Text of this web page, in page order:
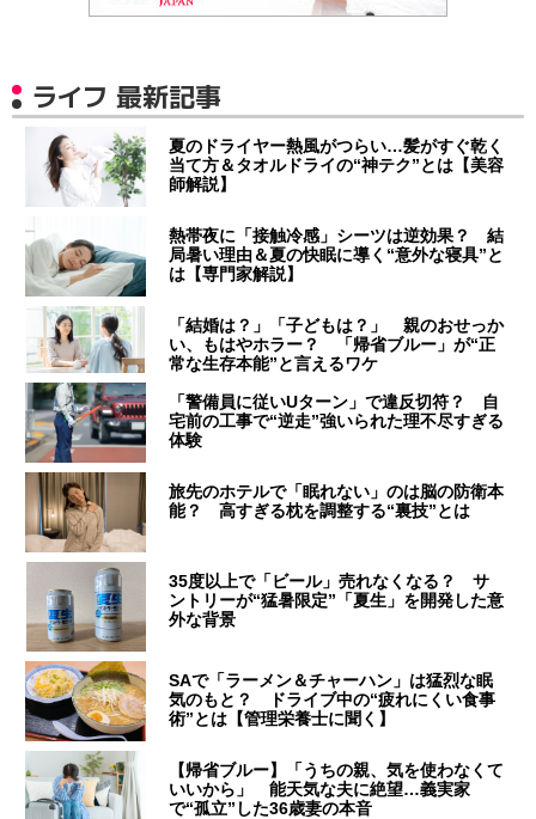
ライフ 最新記事
夏のドライヤー熱風がつらい…髪がすぐ乾く
当て方＆タオルドライの“神テク”とは【美容
師解説】
熱帯夜に「接触冷感」シーツは逆効果？ 結
局暑い理由＆夏の快眠に導く“意外な寝具”と
は【専門家解説】
「結婚は？」「子どもは？」 親のおせっか
い、もはやホラー？ 「帰省ブルー」が“正
常な生存本能”と言えるワケ
「警備員に従いUターン」で違反切符？ 自
宅前の工事で“逆走”強いられた理不尽すぎる
体験
旅先のホテルで「眠れない」のは脳の防衛本
能？ 高すぎる枕を調整する“裏技”とは
35度以上で「ビール」売れなくなる？ サ
ントリーが“猛暑限定”「夏生」を開発した意
外な背景
SAで「ラーメン＆チャーハン」は猛烈な眠
気のもと？ ドライブ中の“疲れにくい食事
術”とは【管理栄養士に聞く】
【帰省ブルー】「うちの親、気を使わなくて
いいから」 能天気な夫に絶望…義実家
で“孤立”した36歳妻の本音